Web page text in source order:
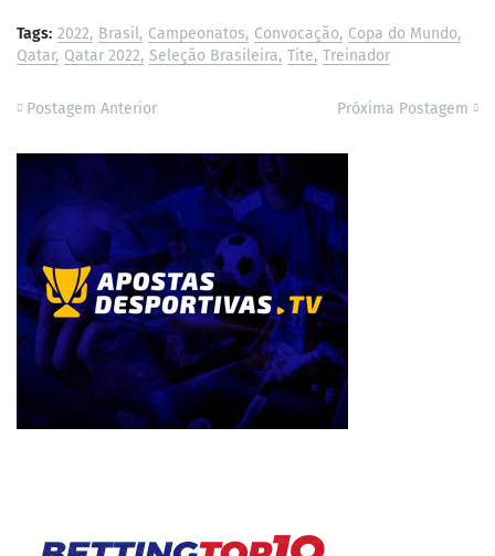
Tags: 2022 Brasil Campeonatos Convocação Copa do Mundo
Qatar Qatar 2022 Seleção Brasileira Tite Treinador
Postagem Anterior Próxima Postagem